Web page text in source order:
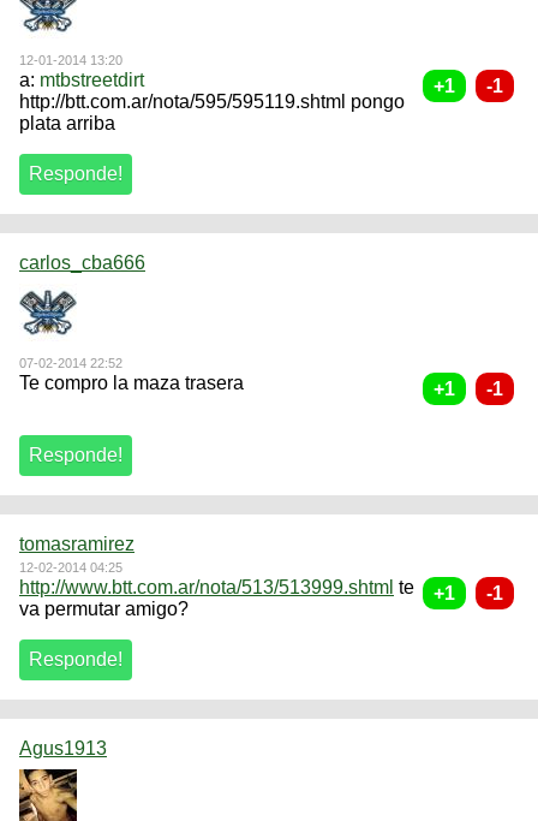
12-01-2014 13:20
a: mtbstreetdirt
http://btt.com.ar/nota/595/595119.shtml pongo
plata arriba
carlos_cba666
07-02-2014 22:52
Te compro la maza trasera
tomasramirez
12-02-2014 04:25
http://www.btt.com.ar/nota/513/513999.shtml te
va permutar amigo?
Agus1913